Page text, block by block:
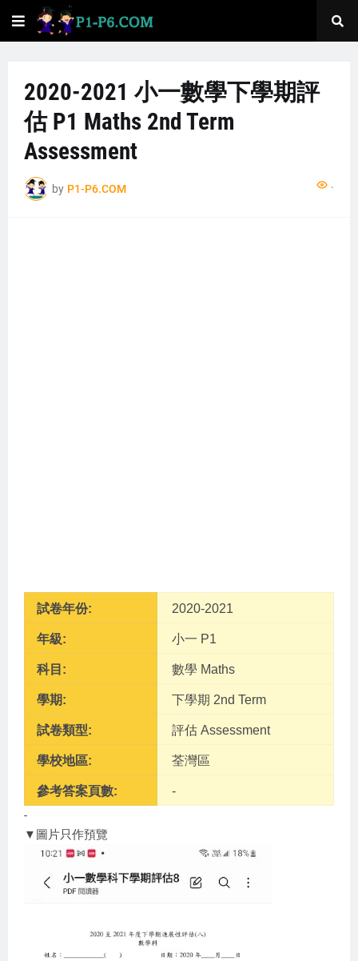
2020-2021 小一數學下學期評
估 P1 Maths 2nd Term
Assessment
by P1-P6.COM ...
試卷年份: 2020-2021
年級: 小一 P1
科目: 數學 Maths
學期: 下學期 2nd Term
試卷類型: 評估 Assessment
學校地區: 荃灣區
參考答案頁數: -
-
▼圖片只作預覽